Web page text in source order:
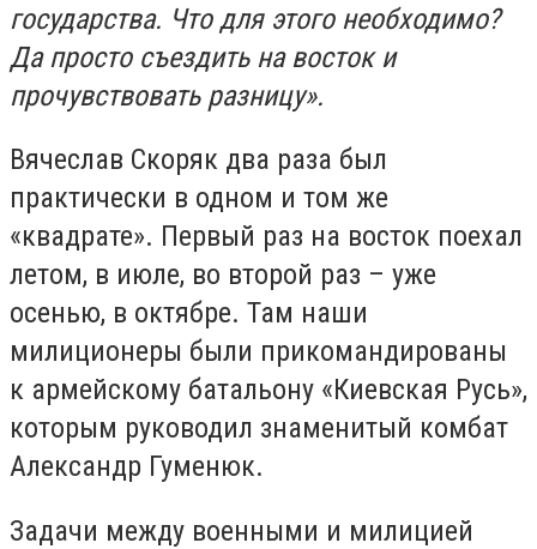
государства. Что для этого необходимо?
Да просто съездить на восток и
прочувствовать разницу».
Вячеслав Скоряк два раза был
практически в одном и том же
«квадрате». Первый раз на восток поехал
летом, в июле, во второй раз – уже
осенью, в октябре. Там наши
милиционеры были прикомандированы
к армейскому батальону «Киевская Русь»,
которым руководил знаменитый комбат
Александр Гуменюк.
Задачи между военными и милицией